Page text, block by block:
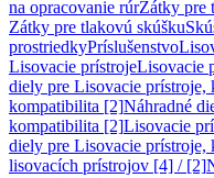
na opracovanie rúrZátky pre
Zátky pre tlakovú skúšku
prostriedkyPríslušenstvo
Lisovacie prístrojeLisovacie
diely pre Lisovacie
kompatibilita [2]Náhradné
kompatibilita [2]Lisovacie
diely pre Lisovacie
lisovacích prístrojov [4] / [2]